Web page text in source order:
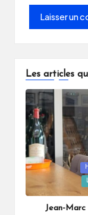
Les articles
Posted
Jean-